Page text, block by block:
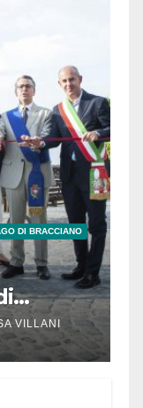
DI BRACCIANO
VILLANI